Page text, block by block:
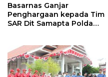
Basarnas Ganjar
Penghargaan kepada Tim
SAR Dit Samapta Polda